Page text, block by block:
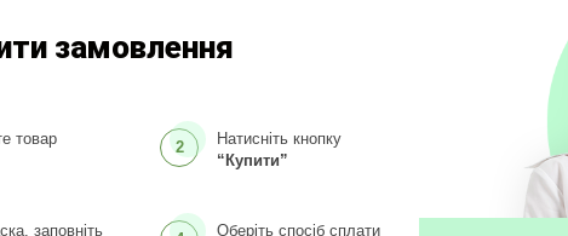
замовлення
товар 2
Натисніть кнопку
“Купити”
заповніть Оберіть спосіб сплати